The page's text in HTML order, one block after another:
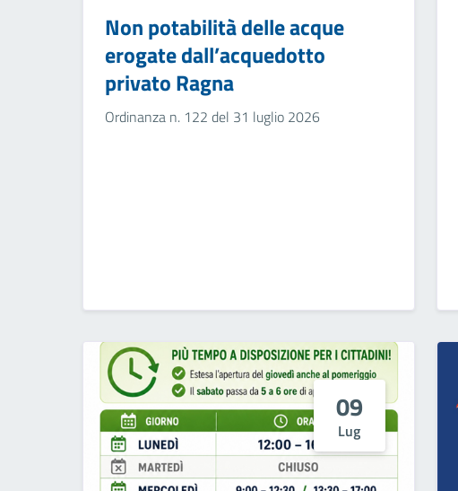
Non potabilità delle acque
erogate dall’acquedotto
privato Ragna
Ordinanza n. 122 del 31 luglio 2026
09
Lug